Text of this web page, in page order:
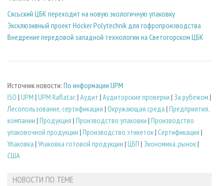
Сясьский ЦБК переходит на новую экологичную упаковку
Эксклюзивный проект Höcker Polytechnik для гофропроизводства
Внедрение передовой западной технологии на Светогорском ЦБК
Источник новости: По информации UPM
ISO | UPM | UPM Raflatac| Аудит | Аудиторские проверки | За рубежом |
Лесопользование, сертификация | Окружающая среда | Предприятия,
компании | Продукция | Производство упаковки | Производство
упаковочной продукции | Производство этикеток| Сертификация |
Упаковка | Упаковка готовой продукции | ЦБП | Экономика, рынок|
США
НОВОСТИ ПО ТЕМЕ